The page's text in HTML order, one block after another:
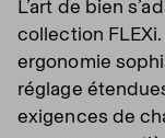
L’art de bien
collection
ergonomie
réglage
exigences de